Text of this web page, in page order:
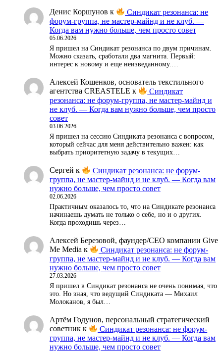
Денис Коршунов к
Синдикат резонанса: не
форум-группа, не мастер-майнд и не клуб. —
Когда вам нужно больше, чем просто совет
05.06.2026
Я пришел на Синдикат резонанса по двум причинам.
Можно сказать, сработали два магнита. Первый:
интерес к новому и еще неизведанному.…
Алексей Кошенков, основатель текстильного
агентства CREASTELE к
Синдикат
резонанса: не форум-группа, не мастер-майнд и
не клуб. — Когда вам нужно больше, чем просто
совет
03.06.2026
Я пришел на сессию Синдиката резонанса с вопросом,
который сейчас для меня действительно важен: как
выбрать приоритетную задачу в текущих…
Сергей к
Синдикат резонанса: не форум-
группа, не мастер-майнд и не клуб. — Когда вам
нужно больше, чем просто совет
02.06.2026
Практичным оказалось то, что на Синдикате резонанса
начинаешь думать не только о себе, но и о других.
Когда проходишь через…
Алексей Березовой, фаундер/СЕО компании Give
Me Media к
Синдикат резонанса: не форум-
группа, не мастер-майнд и не клуб. — Когда вам
нужно больше, чем просто совет
27.03.2026
Я пришел в Синдикат резонанса не очень понимая, что
это. Но зная, что ведущий Синдиката — Михаил
Молоканов, я был…
Артём Годунов, персональный стратегический
советник к
Синдикат резонанса: не форум-
группа, не мастер-майнд и не клуб. — Когда вам
нужно больше, чем просто совет